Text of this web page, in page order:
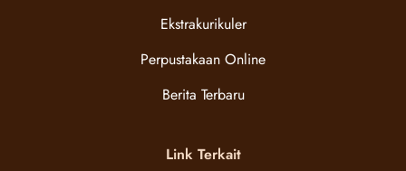
Ekstrakurikuler
Perpustakaan Online
Berita Terbaru
Link Terkait